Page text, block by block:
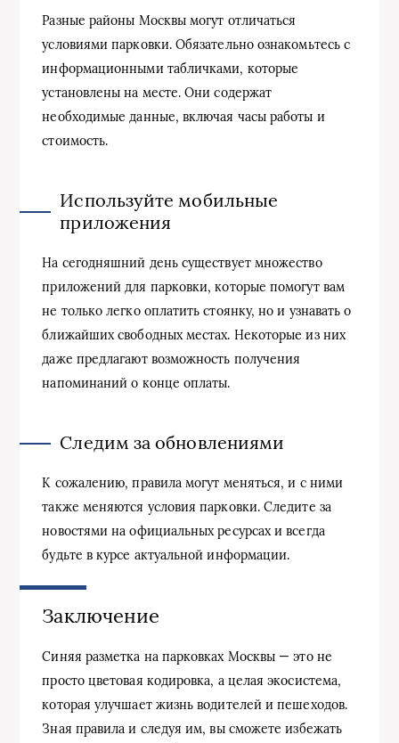
Разные районы Москвы могут отличаться
условиями парковки. Обязательно ознакомьтесь с
информационными табличками, которые
установлены на месте. Они содержат
необходимые данные, включая часы работы и
стоимость.
Используйте мобильные
приложения
На сегодняшний день существует множество
приложений для парковки, которые помогут вам
не только легко оплатить стоянку, но и узнавать о
ближайших свободных местах. Некоторые из них
даже предлагают возможность получения
напоминаний о конце оплаты.
Следим за обновлениями
К сожалению, правила могут меняться, и с ними
также меняются условия парковки. Следите за
новостями на официальных ресурсах и всегда
будьте в курсе актуальной информации.
Заключение
Синяя разметка на парковках Москвы — это не
просто цветовая кодировка, а целая экосистема,
которая улучшает жизнь водителей и пешеходов.
Зная правила и следуя им, вы сможете избежать